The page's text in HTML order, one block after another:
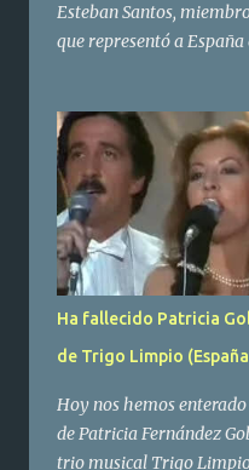
Esteban Santos,
que representó a
su compañera y
formación musical,
dado a conocer la noticia
de las redes sociales.
1951, durante su epoca
carrera de
estudiante de medicina
comenzando a actuar
guitarra y Villar al piano,
esto cambió gracias a la
Saizar, que tras su
Ha fallecido Patricia
de Trigo Limpio
Hoy nos hemos
de Patricia Fernández
trio musical Trigo